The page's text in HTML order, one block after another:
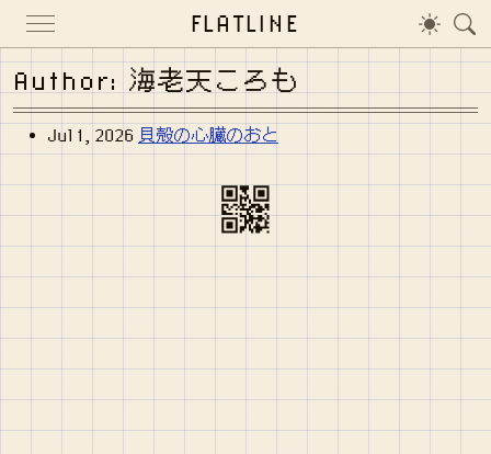
FLATLINE
Author: 海老天ころも
Jul 1, 2026 貝殻の心臓のおと